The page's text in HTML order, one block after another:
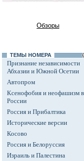
Обзоры
ТЕМЫ НОМЕРА
Признание независимости
Абхазии и Южной Осетии
Автопром
Ксенофобия и неофашизм в
России
Россия и Прибалтика
Исторические версии
Косово
Россия и Белоруссия
Израиль и Палестина